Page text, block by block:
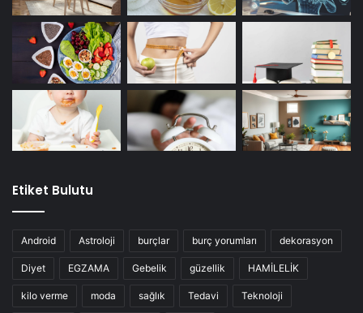
Etiket Bulutu
Android Astroloji burçlar burç yorumları dekorasyon
Diyet EGZAMA Gebelik güzellik HAMİLELİK
kilo verme moda sağlık Tedavi Teknoloji